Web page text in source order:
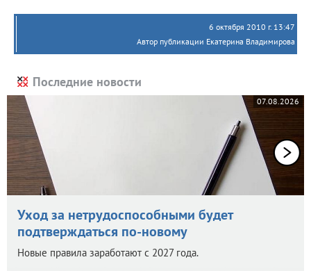
6 октября 2010 г. 13:47
Автор публикации Екатерина Владимирова
Последние новости
07.08.2026
Уход за нетрудоспособными будет
подтверждаться по-новому
Новые правила заработают с 2027 года.